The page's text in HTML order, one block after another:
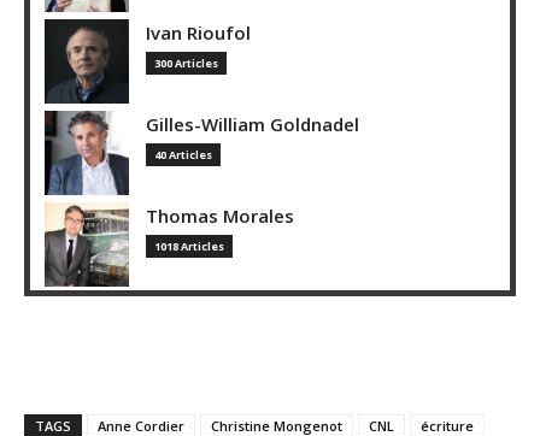
Ivan Rioufol
300 Articles
Gilles-William Goldnadel
40 Articles
Thomas Morales
1018 Articles
TAGS Anne Cordier Christine Mongenot CNL
écriture